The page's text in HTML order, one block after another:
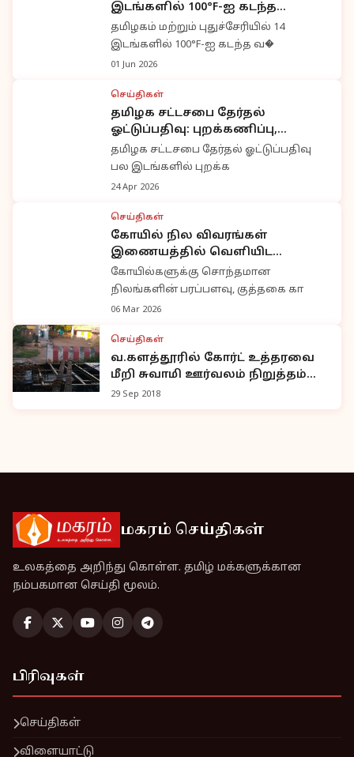
இடங்களில் 100°F-ஐ கடந்த
வெப்பநிலை
தமிழகம் மற்றும் புதுச்சேரியில் 14
இடங்களில் 100°F-ஐ கடந்த வ�
01 Jun 2026
செய்திகள்
தமிழக சட்டசபை தேர்தல்
ஓட்டுப்பதிவு: புறக்கணிப்பு,
மோதல்கள், சலசலப்புகள் நடுவே
நிறைவு
தமிழக சட்டசபை தேர்தல் ஓட்டுப்பதிவு
பல இடங்களில் புறக்க
24 Apr 2026
செய்திகள்
கோயில் நில விவரங்கள்
இணையத்தில் வெளியிட
வேண்டும்: உயர்நீதிமன்றம்
அறநிலையத்துறைக்கு உத்தரவு
கோயில்களுக்கு சொந்தமான
நிலங்களின் பரப்பளவு, குத்தகை கா
06 Mar 2026
செய்திகள்
வ.களத்தூரில் கோர்ட் உத்தரவை
மீறி சுவாமி ஊர்வலம் நிறுத்தம்
-144 தடை உத்தரவு.
29 Sep 2018
மகரம் செய்திகள்
உலகத்தை அறிந்து கொள்ள. தமிழ் மக்களுக்கான
நம்பகமான செய்தி மூலம்.
பிரிவுகள்
செய்திகள்
விளையாட்டு